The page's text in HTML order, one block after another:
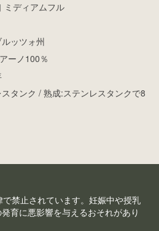
ミディアムフル
ッツォ州
ーノ100％
タンク / 熟成:ステンレスタンクで8
禁止されています。妊娠中や授乳
育に悪影響を与えるおそれがあり